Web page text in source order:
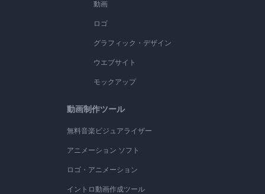
動画
ロゴ
グラフィック・デザイン
ウエブサイト
モックアップ
動画制作ツール
無料音楽ビジュアライザー
アニメーション ソフト
ロゴ・アニメーション
イントロ動画作成ツール